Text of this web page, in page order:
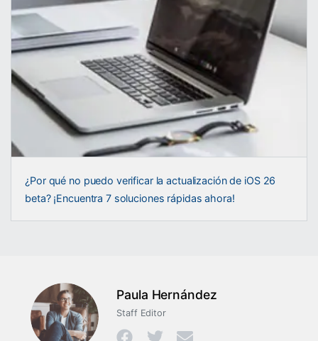
¿Por qué no puedo verificar la actualización de iOS 26
beta? ¡Encuentra 7 soluciones rápidas ahora!
Paula Hernández
Staff Editor